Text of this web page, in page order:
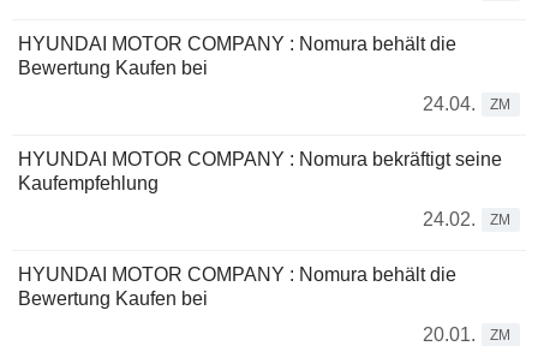
HYUNDAI MOTOR COMPANY : Nomura behält die
Bewertung Kaufen bei
24.04.
ZM
HYUNDAI MOTOR COMPANY : Nomura bekräftigt seine
Kaufempfehlung
24.02.
ZM
HYUNDAI MOTOR COMPANY : Nomura behält die
Bewertung Kaufen bei
20.01.
ZM